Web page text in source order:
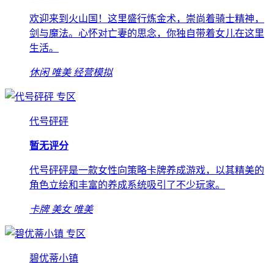
欢迎来到火山国！这里盛行炼金术，崇尚着骑士精神，
剑与魔法。心怀对亡妻的思念，你独自带着女儿在这里
生活。
休闲 唯美 经营模拟
专区
代号砰砰
暂无评分
代号砰砰是一款女性向策略卡牌养成游戏，以其精美的
角色立绘和丰富的养成系统吸引了不少玩家。
卡牌 美女 唯美
专区
碧优蒂小镇